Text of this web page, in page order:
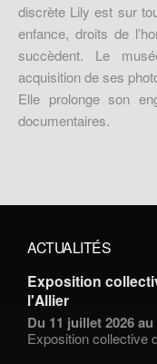
discrète Lily est sur
enfance, droits de
succèdent. Le
acquisition de ses
Elle prolonge son
documentaires.
ACTUALITÉS
Exposition
l'Allier
Du 11 juillet 2026
Exposition collective